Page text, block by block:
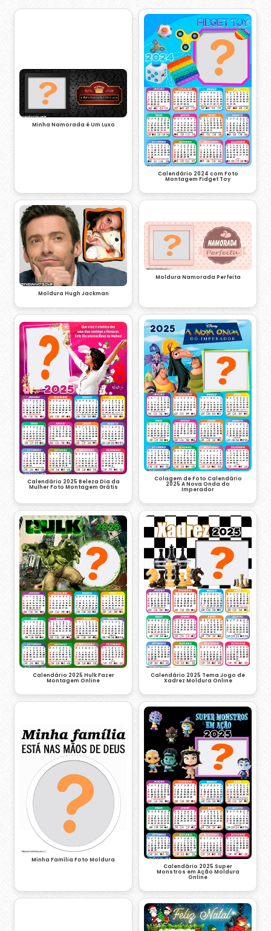
Minha Namorada é Um Luxo
Calendário 2024 com Foto
Montagem Fidget Toy
Moldura Hugh Jackman
Moldura Namorada Perfeita
Calendário 2025 Beleza Dia da
Mulher Foto Montagem Grátis
Colagem de Foto Calendário
2025 A Nova Onda do
Imperador
Calendário 2025 Hulk Fazer
Montagem Online
Calendário 2025 Tema Jogo de
Xadrez Moldura Online
Minha Família Foto Moldura
Calendário 2025 Super
Monstros em Ação Moldura
Online